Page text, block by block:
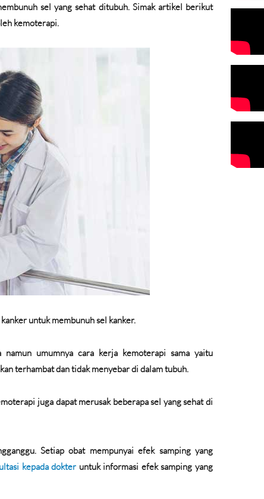
sel yang sehat ditubuh. Simak artikel berikut
kemoterapi.
untuk membunuh sel kanker.
umumnya cara kerja kemoterapi sama yaitu
terhambat dan tidak menyebar di dalam tubuh.
juga dapat merusak beberapa sel yang sehat di
Setiap obat mempunyai efek samping yang
kepada dokter untuk informasi efek samping yang